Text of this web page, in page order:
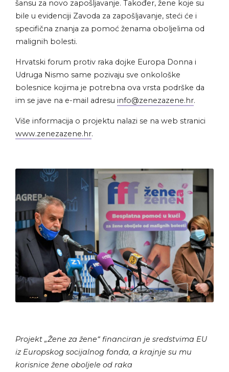
šansu za novo zapošljavanje. Također, žene koje su
bile u evidenciji Zavoda za zapošljavanje, steći će i
specifična znanja za pomoć ženama oboljelima od
malignih bolesti.
Hrvatski forum protiv raka dojke Europa Donna i
Udruga Nismo same pozivaju sve onkološke
bolesnice kojima je potrebna ova vrsta podrške da
im se jave na e-mail adresu info@zenezazene.hr.
Više informacija o projektu nalazi se na web stranici
www.zenezazene.hr.
Projekt „Žene za žene“ financiran je sredstvima EU
iz Europskog socijalnog fonda, a krajnje su mu
korisnice žene oboljele od raka